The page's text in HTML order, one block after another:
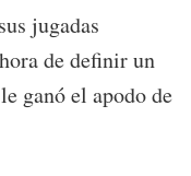
jugadas
de definir un
ganó el apodo de